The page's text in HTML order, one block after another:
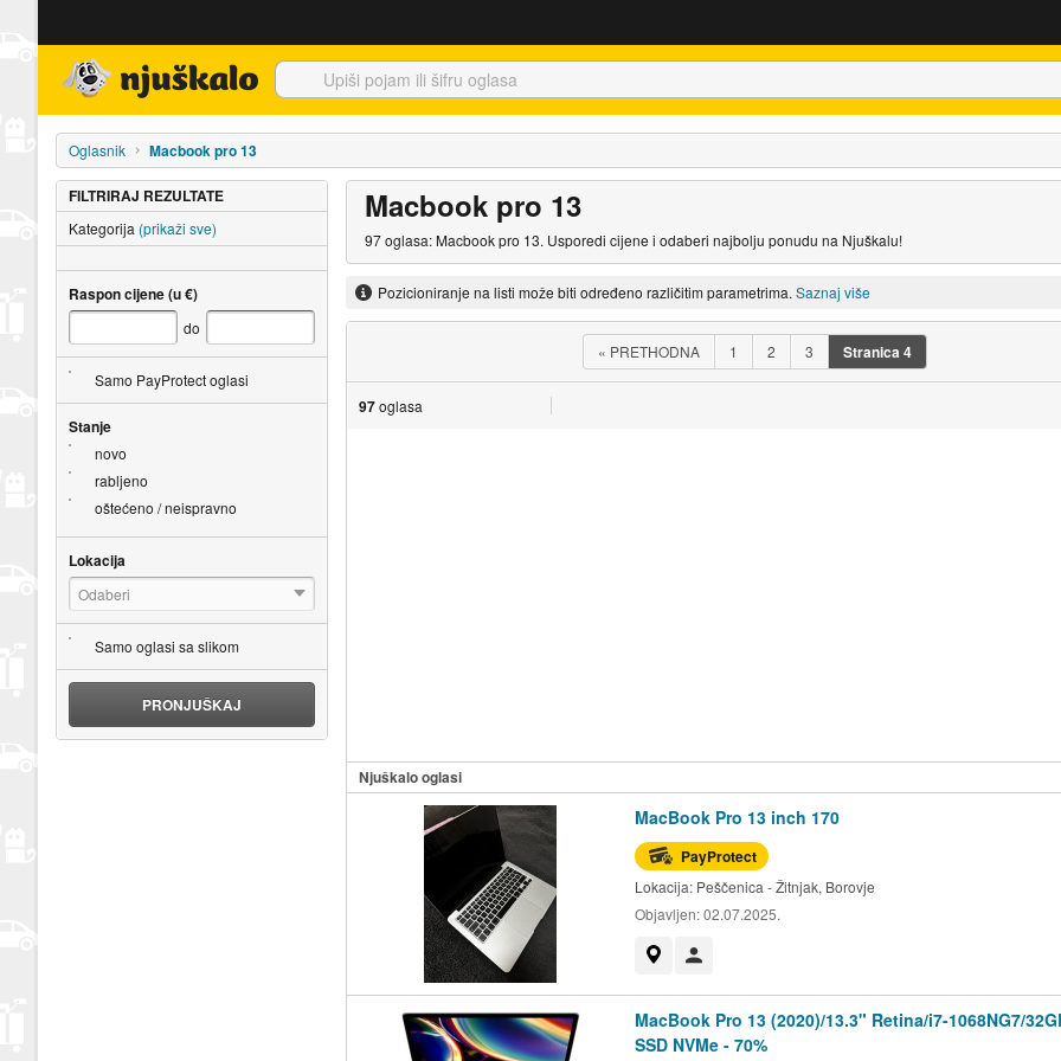
Oglasnik Macbook pro 13
Macbook pro 13
97 oglasa: Macbook pro 13. Usporedi cijene i odaberi najbolju ponudu na Njuškalu!
Pozicioniranje na listi može biti određeno različitim parametrima. Saznaj više
« PRETHODNA 1 2 3 Stranica4
97oglasa
Njuškalo oglasi
MacBook Pro 13 inch 170
PayProtect
Lokacija: Peščenica - Žitnjak, Borovje
Objavljen:02.07.2025.
MacBook Pro 13 (2020)/13.3" Retina/i7-1068NG7/
SSD NVMe - 70%
FILTRIRAJ REZULTATE
Kategorija (prikaži sve)
Raspon cijene (u €)
do
Samo PayProtect oglasi
Stanje
novo
rabljeno
oštećeno / neispravno
Lokacija
Odaberi
Samo oglasi sa slikom
PRONJUŠKAJ